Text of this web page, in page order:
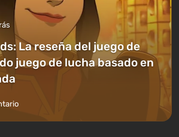
La reseña del juego de
juego de lucha basado en